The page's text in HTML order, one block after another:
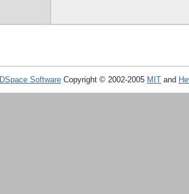
DSpace Software Copyright © 2002-2005 MIT and